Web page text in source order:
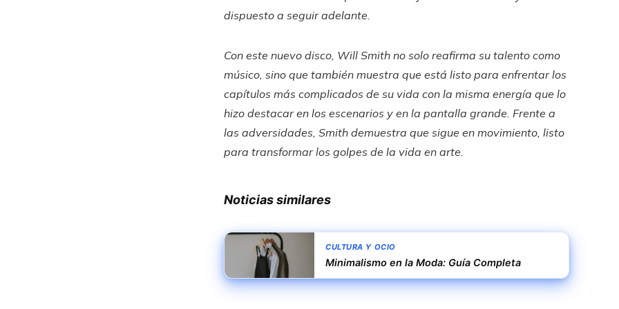
dispuesto a seguir adelante.
Con este nuevo disco, Will Smith no solo reafirma su talento como
músico, sino que también muestra que está listo para enfrentar los
capítulos más complicados de su vida con la misma energía que lo
hizo destacar en los escenarios y en la pantalla grande. Frente a
las adversidades, Smith demuestra que sigue en movimiento, listo
para transformar los golpes de la vida en arte.
Noticias similares
CULTURA Y OCIO
Minimalismo en la Moda: Guía Completa